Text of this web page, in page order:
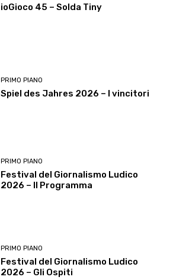
ioGioco 45 – Solda Tiny
PRIMO PIANO
Spiel des Jahres 2026 – I vincitori
PRIMO PIANO
Festival del Giornalismo Ludico
2026 – Il Programma
PRIMO PIANO
Festival del Giornalismo Ludico
2026 – Gli Ospiti